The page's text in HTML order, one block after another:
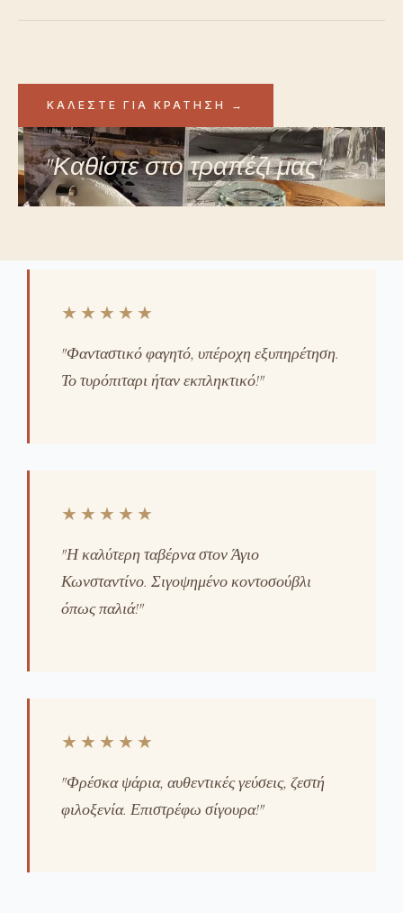
ΚΑΛΕΣΤΕ ΓΙΑ ΚΡΑΤΗΣΗ →
"Καθίστε στο τραπέζι μας"
★★★★★
"Φανταστικό φαγητό, υπέροχη εξυπηρέτηση.
Το τυρόπιταρι ήταν εκπληκτικό!"
★★★★★
"Η καλύτερη ταβέρνα στον Άγιο
Κωνσταντίνο. Σιγοψημένο κοντοσούβλι
όπως παλιά!"
★★★★★
"Φρέσκα ψάρια, αυθεντικές γεύσεις, ζεστή
φιλοξενία. Επιστρέφω σίγουρα!"